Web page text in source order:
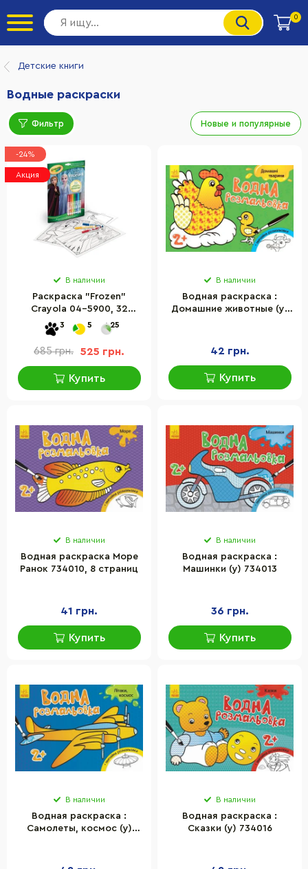
0
Детские книги
Водные раскраски
Фильтр Новые и популярные
-24%
Акция
В наличии
Раскраска "Frozen"
Crayola 04-5900, 32
страницы
3 5 25
685 грн. 525 грн.
Купить
В наличии
Водная раскраска :
Домашние животные (у)
42 грн.
Купить
В наличии
Водная раскраска Море
Ранок 734010, 8 страниц
41 грн.
Купить
В наличии
Водная раскраска :
Машинки (у) 734013
36 грн.
Купить
В наличии
Водная раскраска :
Самолеты, космос (у)
В наличии
Водная раскраска :
Сказки (у) 734016